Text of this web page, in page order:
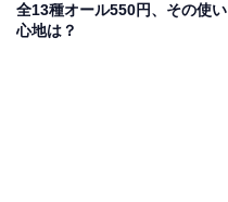
重量：約40g
全13種オール550円、その使い
心地は？